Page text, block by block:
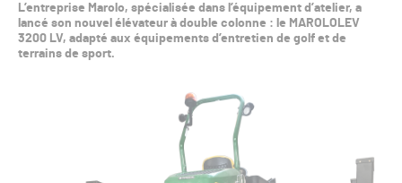
L’entreprise Marolo, spécialisée dans l’équipement d’atelier, a
lancé son nouvel élévateur à double colonne : le MAROLOLEV
3200 LV, adapté aux équipements d’entretien de golf et de
terrains de sport.